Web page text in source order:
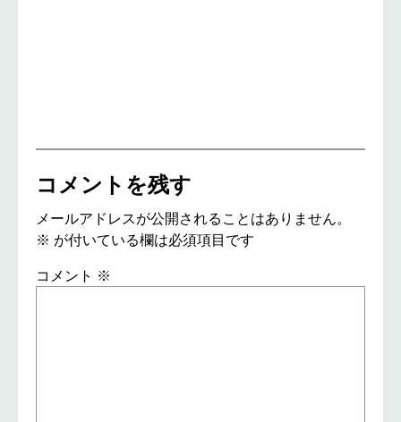
コメントを残す
メールアドレスが公開されることはありません。
※ が付いている欄は必須項目です
コメント ※